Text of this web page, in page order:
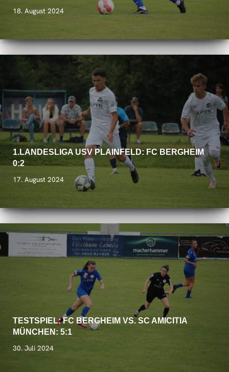
18. August 2024
1.LANDESLIGA USV PLAINFELD: FC BERGHEIM
0:2
17. August 2024
TESTSPIEL: FC BERGHEIM VS. SC AMICITIA
MÜNCHEN: 5:1
30. Juli 2024